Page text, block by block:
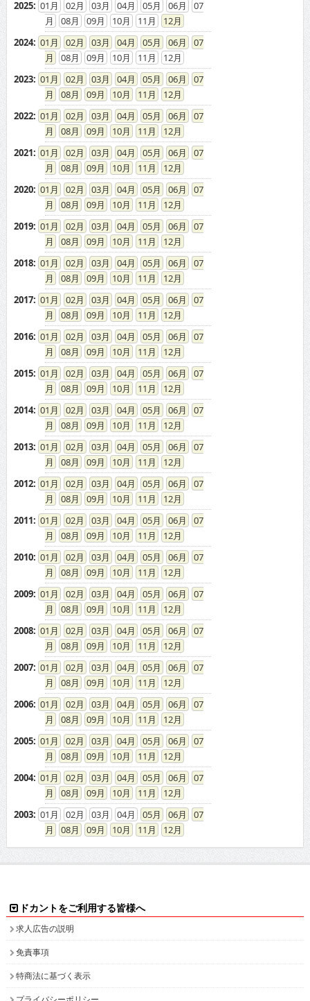
08
09 10 11
12
01 02 03 04 05 06
07
08
09 10 11
12
01 02 03 04 05 06
07
08
09 10 11
12
01 02 03 04 05 06
07
08
09 10 11
12
01 02 03 04 05 06
07
08
09 10 11
12
01 02 03 04 05 06
07
08
09 10 11
12
01 02 03 04 05 06
07
08
09 10 11
12
01 02 03 04 05 06
07
08
09 10 11
12
01 02 03 04 05 06
07
08
09 10 11
12
01 02 03 04 05 06
07
08
09 10 11
12
01 02 03 04 05 06
07
08
09 10 11
12
01 02 03 04 05 06
07
08
09 10 11
12
01 02 03 04 05 06
07
08
09 10 11
12
01 02 03 04 05 06
07
08
09 10 11
12
01 02 03 04 05 06
07
08
09 10 11
12
01 02 03 04 05 06
07
08
09 10 11
12
01 02 03 04 05 06
07
08
09 10 11
12
01 02 03 04 05 06
07
08
09 10 11
12
01 02 03 04 05 06
07
08
09 10 11
12
01 02 03 04 05 06
07
08
09 10 11
12
01 02 03 04 05 06
07
08
09 10 11 12
ドカントをご利用する皆様へ
免責事項
プライバシーポリシー